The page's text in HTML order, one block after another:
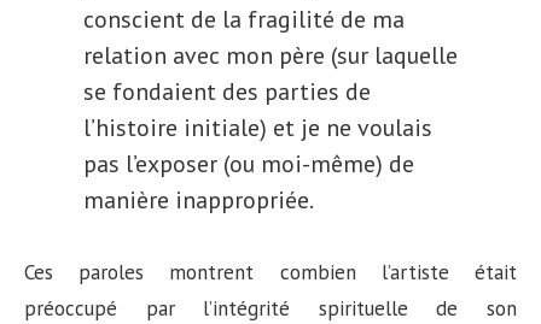
conscient de la fragilité de ma
relation avec mon père (sur laquelle
se fondaient des parties de
l’histoire initiale) et je ne voulais
pas l’exposer (ou moi-même) de
manière inappropriée.
Ces paroles montrent combien l’artiste était
préoccupé par l’intégrité spirituelle de son